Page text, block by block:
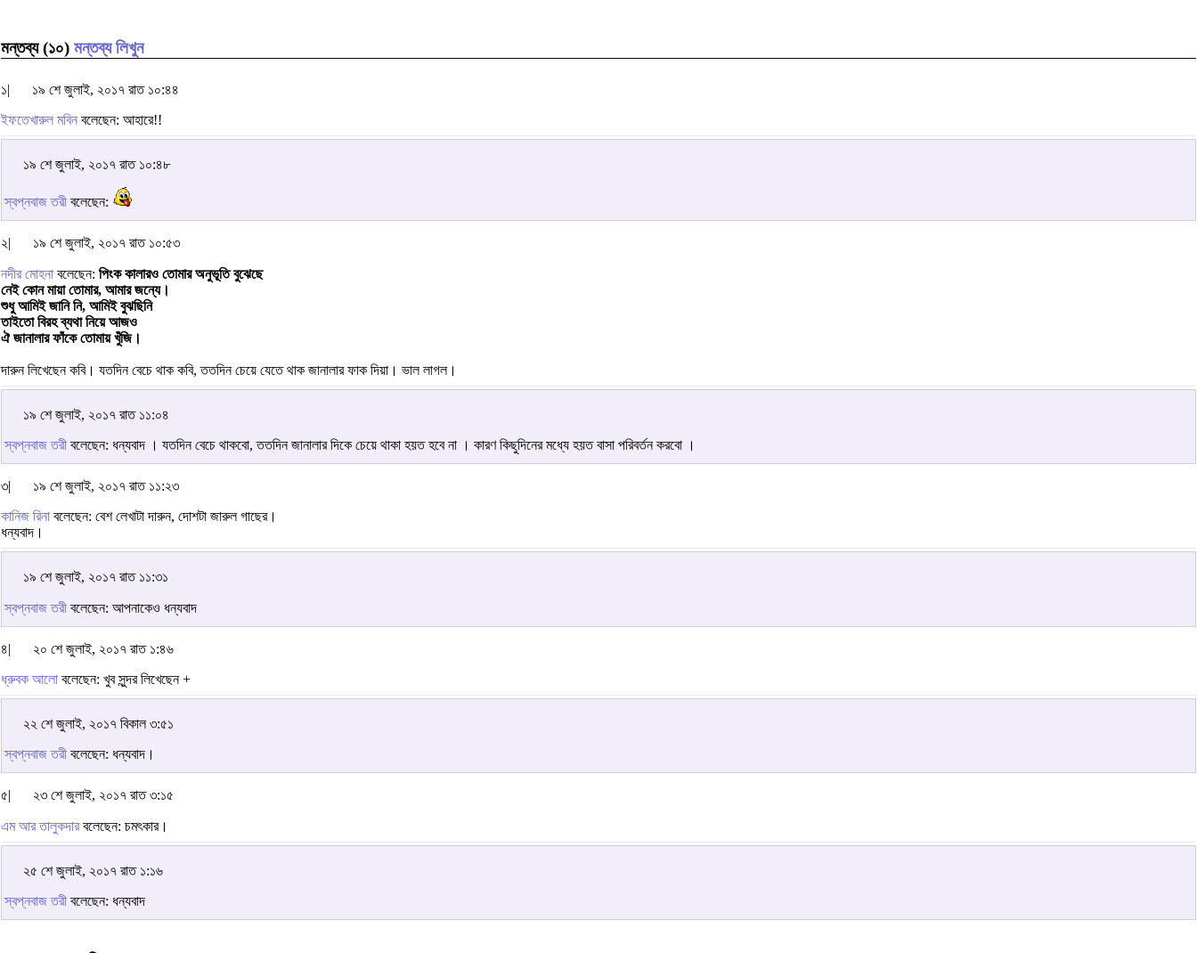
মন্তব্য (১০) মন্তব্য লিখুন
১| ১৯ শে জুলাই, ২০১৭ রাত ১০:৪৪
ইফতেখারুল মবিন বলেছেন: আহারে!!
১৯ শে জুলাই, ২০১৭ রাত ১০:৪৮
স্বপ্নবাজ তরী বলেছেন:
২| ১৯ শে জুলাই, ২০১৭ রাত ১০:৫৩
নদীর মোহনা বলেছেন: পিংক কালারও তোমার অনুভূতি বুঝেছে
নেই কোন মায়া তোমার, আমার জন্যে।
শুধু আমিই জানি নি, আমিই বুঝছিনি
তাইতো বিরহ ব্যথা নিয়ে আজও
ঐ জানালার ফাঁকে তোমায় খুঁজি।
দারুন লিখেছেন কবি। যতদিন বেচে থাক কবি, ততদিন চেয়ে যেতে থাক জানালার ফাক দিয়া। ভাল লাগল।
১৯ শে জুলাই, ২০১৭ রাত ১১:০৪
স্বপ্নবাজ তরী বলেছেন: ধন্যবাদ । যতদিন বেচে থাকবো, ততদিন জানালার দিকে চেয়ে থাকা হয়ত হবে না । কারণ কিছুদিনের মধ্যে হয়ত বাসা পরিবর্তন করবো ।
৩| ১৯ শে জুলাই, ২০১৭ রাত ১১:২৩
কানিজ রিনা বলেছেন: বেশ লেখাটা দারুন, দোশটা জারুল গাছের।
ধন্যবাদ।
১৯ শে জুলাই, ২০১৭ রাত ১১:৩১
স্বপ্নবাজ তরী বলেছেন: আপনাকেও ধন্যবাদ
৪| ২০ শে জুলাই, ২০১৭ রাত ১:৪৬
ধ্রুবক আলো বলেছেন: খুব সুন্দর লিখেছেন +
২২ শে জুলাই, ২০১৭ বিকাল ৩:৫১
স্বপ্নবাজ তরী বলেছেন: ধন্যবাদ।
৫| ২৩ শে জুলাই, ২০১৭ রাত ৩:১৫
এম আর তালুকদারবলেছেন: চমৎকার।
২৫ শে জুলাই, ২০১৭ রাত ১:১৬
স্বপ্নবাজ তরী বলেছেন: ধন্যবাদ